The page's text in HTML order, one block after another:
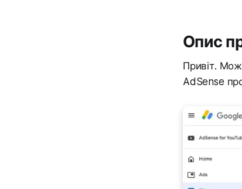
Опис
Привіт.
AdSense